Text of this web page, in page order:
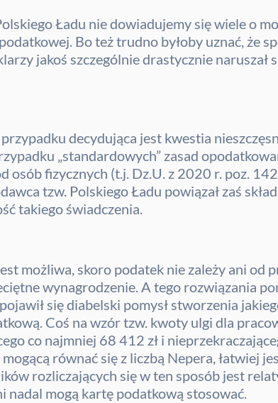
Ładu nie dowiadujemy się wiele o
Bo też trudno byłoby uznać, że
jakoś szczególnie drastycznie naruszał
decydująca jest kwestia
„standardowych” zasad
fizycznych (t.j. Dz.U. z 2020 r. poz.
tzw. Polskiego Ładu powiązał zaś
takiego świadczenia.
możliwa, skoro podatek nie zależy ani od
wynagrodzenie. A tego rozwiązania
się diabelski pomysł stworzenia
Coś na wzór tzw. kwoty ulgi dla
co najmniej 68 412 zł i
równać się z liczbą Nepera, łatwiej
rozliczających się w ten sposób jest
mogą kartę podatkową stosować.